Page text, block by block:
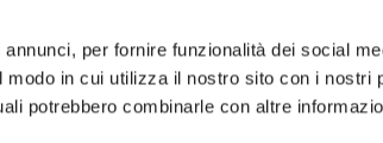
per fornire funzionalità dei social
in cui utilizza il nostro sito con i nostri
potrebbero combinarle con altre
cambiamento è evidente.
con la conseguenza di smettere di
ne beneficia:
meno sorprese, meno